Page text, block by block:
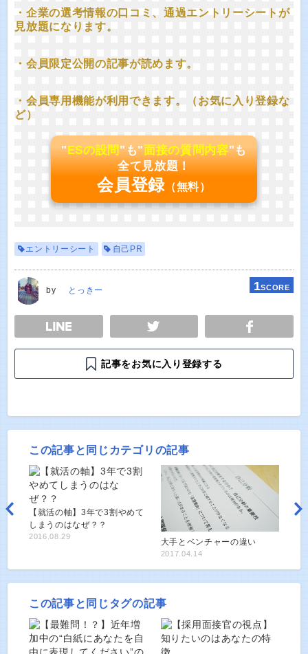
・企業の選考情報の口コミ、通過エントリーシートが
見放題になります。
・会員限定公開の記事が読めます。
・会員専用機能が利用できます。（お気に入り登録な
ど）
"ESの設問"も"面接の質問内容"も
全て見放題！
会員登録 （無料）
エントリーシート 自己PR
by とっきー 1SCORE
TWEET
記事をお気に入り登録する
この記事と同じカテゴリの記事
【就活の軸】3年で3割やめて
しまうのはなぜ？？
2016.08.29
大手とベンチャーの違い
2017.04.14
この記事と同じタグの記事